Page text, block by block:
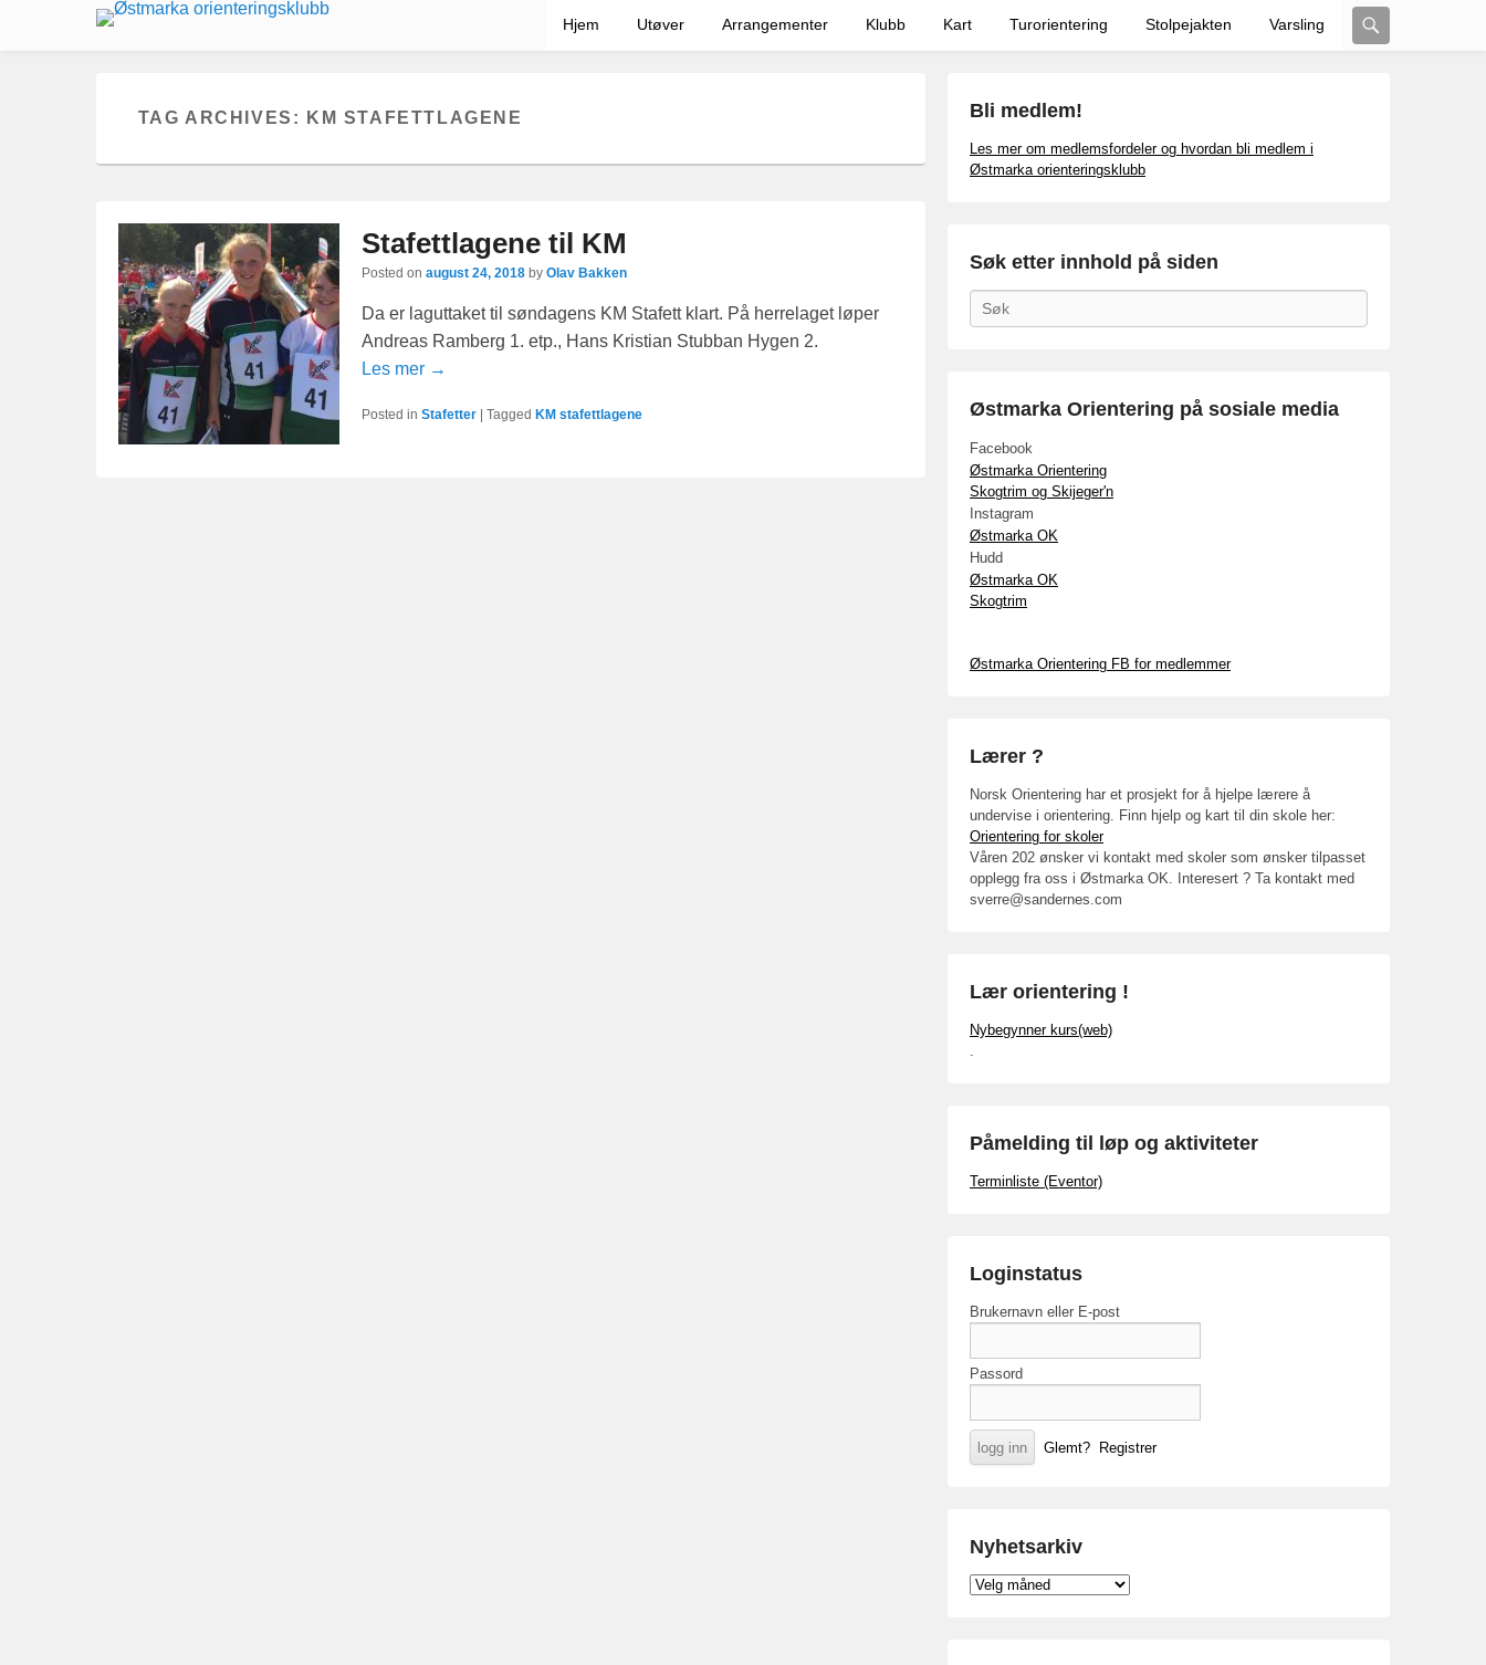
Hjem Utøver Arrangementer Klubb Kart Turorientering Stolpejakten Varsling
TAG ARCHIVES: KM STAFETTLAGENE
Stafettlagene til KM
Posted on august 24, 2018 by Olav Bakken
Da er laguttaket til søndagens KM Stafett klart. På herrelaget løper
Andreas Ramberg 1. etp., Hans Kristian Stubban Hygen 2.
Les mer →
Posted in Stafetter Tagged KM stafettlagene
Bli medlem!
Les mer om medlemsfordeler og hvordan bli medlem i
Østmarka orienteringsklubb
Søk etter innhold på siden
Search
Østmarka Orientering på sosiale media
Facebook
Østmarka Orientering
Skogtrim og Skijeger'n
Instagram
Østmarka OK
Hudd
Østmarka OK
Skogtrim
Østmarka Orientering FB for medlemmer
Lærer ?
Norsk Orientering har et prosjekt for å hjelpe lærere å
undervise i orientering. Finn hjelp og kart til din skole her:
Orientering for skoler
Våren 202 ønsker vi kontakt med skoler som ønsker tilpasset
opplegg fra oss i Østmarka OK. Interesert ? Ta kontakt med
sverre@sandernes.com
Lær orientering !
Nybegynner kurs(web)
.
Påmelding til løp og aktiviteter
Terminliste (Eventor)
Loginstatus
Brukernavn eller E-post
Passord
Glemt? Registrer
Nyhetsarkiv
Nyhetsarkiv